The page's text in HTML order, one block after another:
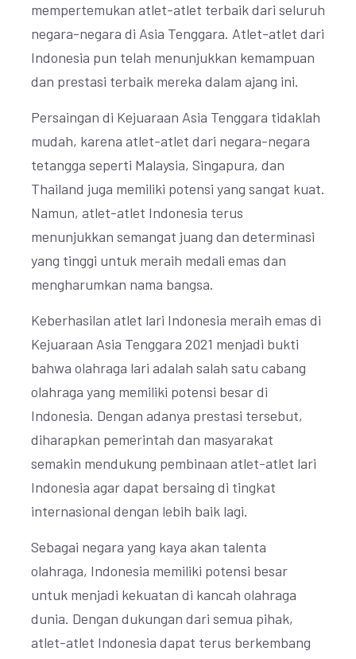
mempertemukan atlet-atlet terbaik dari seluruh
negara-negara di Asia Tenggara. Atlet-atlet dari
Indonesia pun telah menunjukkan kemampuan
dan prestasi terbaik mereka dalam ajang ini.
Persaingan di Kejuaraan Asia Tenggara tidaklah
mudah, karena atlet-atlet dari negara-negara
tetangga seperti Malaysia, Singapura, dan
Thailand juga memiliki potensi yang sangat kuat.
Namun, atlet-atlet Indonesia terus
menunjukkan semangat juang dan determinasi
yang tinggi untuk meraih medali emas dan
mengharumkan nama bangsa.
Keberhasilan atlet lari Indonesia meraih emas di
Kejuaraan Asia Tenggara 2021 menjadi bukti
bahwa olahraga lari adalah salah satu cabang
olahraga yang memiliki potensi besar di
Indonesia. Dengan adanya prestasi tersebut,
diharapkan pemerintah dan masyarakat
semakin mendukung pembinaan atlet-atlet lari
Indonesia agar dapat bersaing di tingkat
internasional dengan lebih baik lagi.
Sebagai negara yang kaya akan talenta
olahraga, Indonesia memiliki potensi besar
untuk menjadi kekuatan di kancah olahraga
dunia. Dengan dukungan dari semua pihak,
atlet-atlet Indonesia dapat terus berkembang